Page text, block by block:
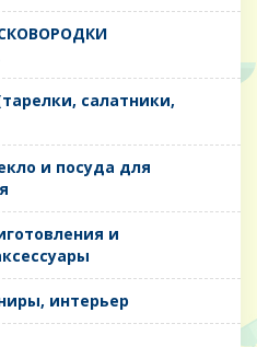
салатники,
и посуда для
и
интерьер